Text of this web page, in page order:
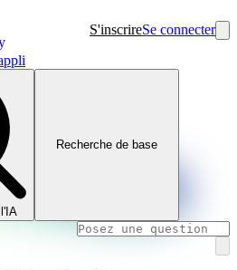
S'inscrireSe connecter
Recherche de base